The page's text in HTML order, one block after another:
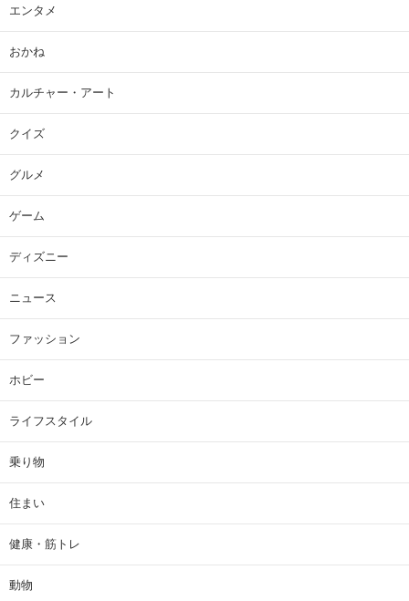
エンタメ
おかね
カルチャー・アート
クイズ
グルメ
ゲーム
ディズニー
ニュース
ファッション
ホビー
ライフスタイル
乗り物
住まい
健康・筋トレ
動物